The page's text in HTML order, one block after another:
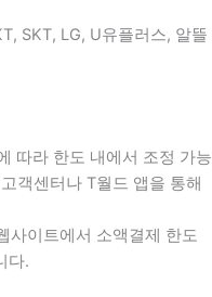
SKT, LG, U유플러스, 알뜰
따라 한도 내에서 조정 가능
객센터나 T월드 앱을 통해
사이트에서 소액결제 한도
다.